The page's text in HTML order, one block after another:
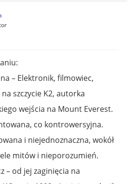
– Elektronik, filmowiec,
szczycie K2, autorka
wejścia na Mount Everest.
co kontrowersyjna.
i niejednoznaczna, wokół
mitów i nieporozumień.
– od jej zaginięcia na